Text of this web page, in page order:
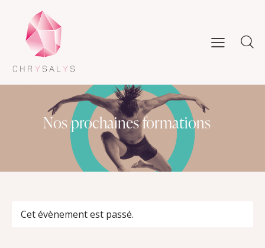
Nos prochaines formations
Cet évènement est passé.